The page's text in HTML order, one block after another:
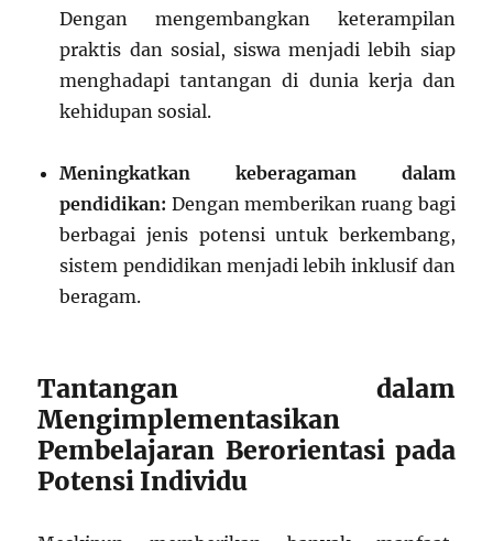
Dengan mengembangkan keterampilan
praktis dan sosial, siswa menjadi lebih siap
menghadapi tantangan di dunia kerja dan
kehidupan sosial.
Meningkatkan keberagaman dalam
pendidikan: Dengan memberikan ruang bagi
berbagai jenis potensi untuk berkembang,
sistem pendidikan menjadi lebih inklusif dan
beragam.
Tantangan dalam
Mengimplementasikan
Pembelajaran Berorientasi pada
Potensi Individu